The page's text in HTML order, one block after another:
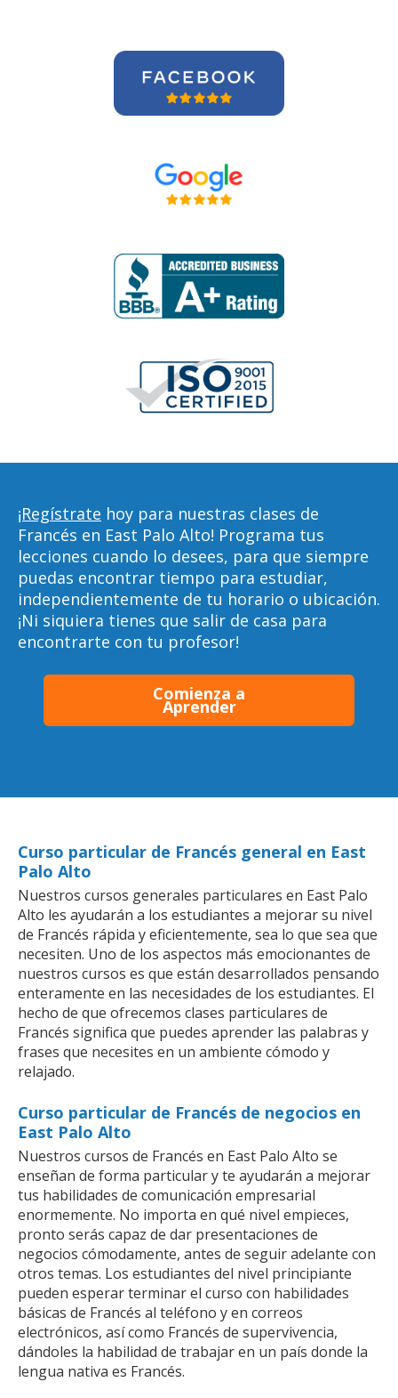
¡Regístrate hoy para nuestras clases de
Francés en East Palo Alto! Programa tus
lecciones cuando lo desees, para que siempre
puedas encontrar tiempo para estudiar,
independientemente de tu horario o ubicación.
¡Ni siquiera tienes que salir de casa para
encontrarte con tu profesor!
Comienza a
Aprender
Curso particular de Francés general en East
Palo Alto
Nuestros cursos generales particulares en East Palo
Alto les ayudarán a los estudiantes a mejorar su nivel
de Francés rápida y eficientemente, sea lo que sea que
necesiten. Uno de los aspectos más emocionantes de
nuestros cursos es que están desarrollados pensando
enteramente en las necesidades de los estudiantes. El
hecho de que ofrecemos clases particulares de
Francés significa que puedes aprender las palabras y
frases que necesites en un ambiente cómodo y
relajado.
Curso particular de Francés de negocios en
East Palo Alto
Nuestros cursos de Francés en East Palo Alto se
enseñan de forma particular y te ayudarán a mejorar
tus habilidades de comunicación empresarial
enormemente. No importa en qué nivel empieces,
pronto serás capaz de dar presentaciones de
negocios cómodamente, antes de seguir adelante con
otros temas. Los estudiantes del nivel principiante
pueden esperar terminar el curso con habilidades
básicas de Francés al teléfono y en correos
electrónicos, así como Francés de supervivencia,
dándoles la habilidad de trabajar en un país donde la
lengua nativa es Francés.